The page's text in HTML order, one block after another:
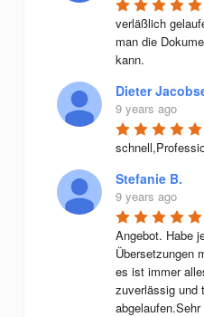
verläßlich
man die
kann.
Dieter
9 years ago
Stefanie B.
9 years ago
Angebot. Habe
Übersetzungen
es ist immer
zuverlässig und